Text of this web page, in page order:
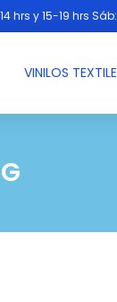
hrs y 15-19 hrs
VINILOS